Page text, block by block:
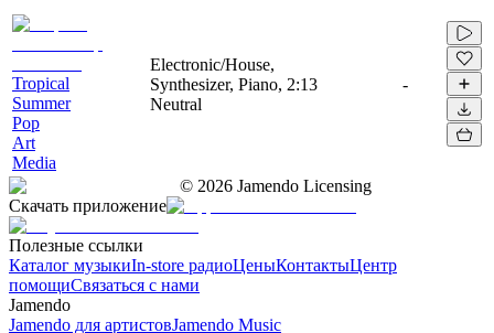
Tropical
Summer
Pop
Art
Media
Electronic/House,
Synthesizer, Piano,
Neutral
2:13 -
© 2026 Jamendo Licensing
Скачать приложение
Полезные ссылки
Каталог музыкиIn-store радиоЦеныКонтактыЦентр
помощиСвязаться с нами
Jamendo
Jamendo для артистовJamendo Music